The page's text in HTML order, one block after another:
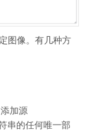
图像。有几种方
加源
串的任何唯一部